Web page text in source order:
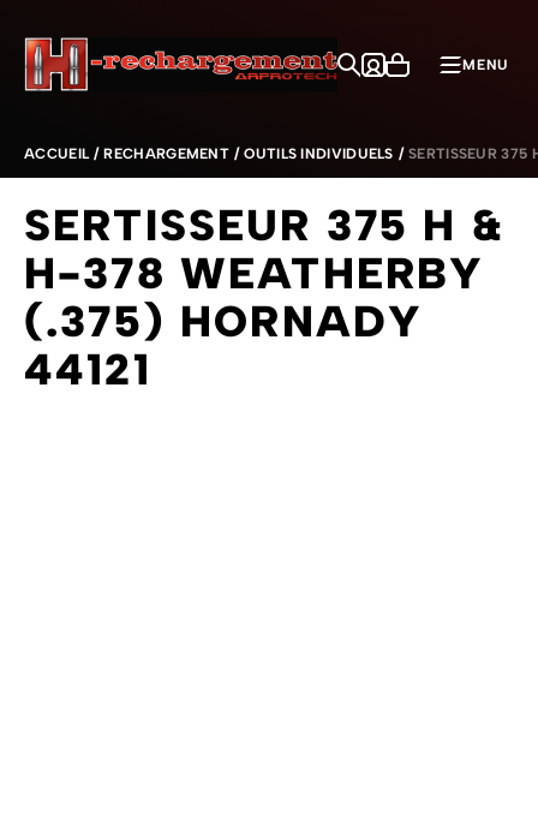
MENU
ACCUEIL / RECHARGEMENT / OUTILS INDIVIDUELS / SERTISSEUR 375
SERTISSEUR 375 H &
H-378 WEATHERBY
(.375) HORNADY
44121